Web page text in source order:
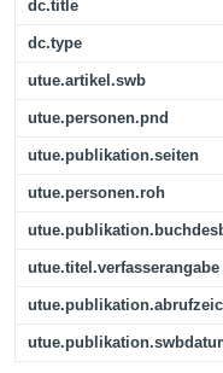
dc.title
dc.type
utue.artikel.swb
utue.personen.pnd
utue.publikation.seiten
utue.personen.roh
utue.titel.verfasserangabe